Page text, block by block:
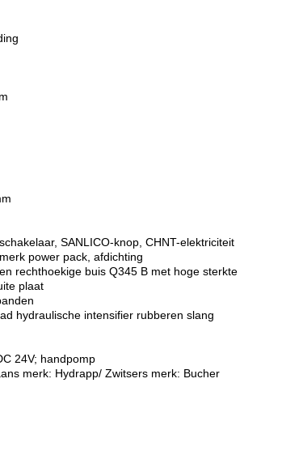
SANLICO-knop, CHNT-elektriciteit
power pack, afdichting
rechthoekige buis Q345 B met hoge sterkte
plaat
hydraulische intensifier rubberen slang
24V; handpomp
merk: Hydrapp/ Zwitsers merk: Bucher